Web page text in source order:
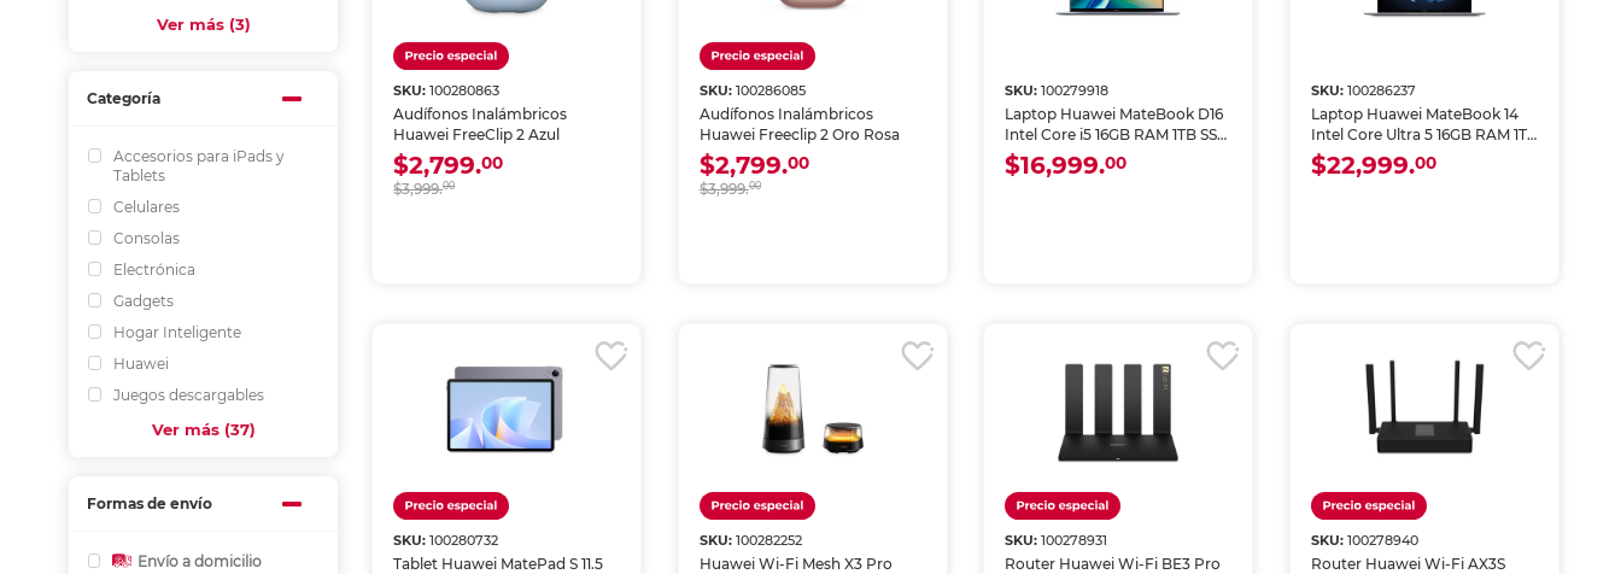
Ver más (3)
Categoría
Accesorios para iPads y
Tablets
Celulares
Consolas
Electrónica
Gadgets
Hogar Inteligente
Huawei
Juegos descargables
Ver más (37)
Formas de envío
Envío a domicilio
SKU:100280863
Audífonos Inalámbricos
Huawei FreeClip 2 Azul
$2,799.00
$3,999.00
SKU: 100286085
Audífonos Inalámbricos
Huawei Freeclip 2 Oro Rosa
$2,799.00
$3,999.00
SKU:100279918
Laptop Huawei MateBook D16
Intel Core i5 16GB RAM 1TB SSD
16 pulgadas
$16,999.00
SKU: 100286237
Laptop Huawei MateBook 14
Intel Core Ultra 5 16GB RAM 1TB
SSD 14.2 pulgadas
$22,999.00
SKU:100280732
Tablet Huawei MatePad S 11.5
SKU: 100282252
Huawei Wi-Fi Mesh X3 Pro
SKU:100278931
Router Huawei Wi-Fi BE3 Pro
SKU: 100278940
Router Huawei Wi-Fi AX3S